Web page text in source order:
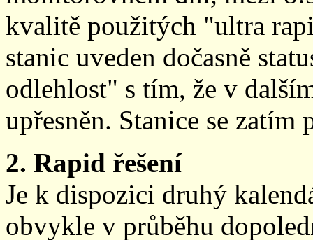
kvalitě použitých "ultra
stanic uveden dočasně
odlehlost" s tím, že v
upřesněn. Stanice se zatím
2. Rapid řešení
Je k dispozici druhý
obvykle v průběhu